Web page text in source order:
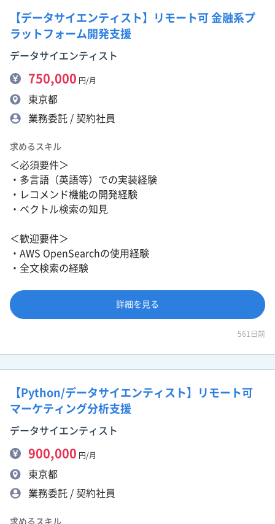
【データサイエンティスト】リモート可 金融系プ
ラットフォーム開発支援
データサイエンティスト
750,000 円/月
東京都
業務委託 / 契約社員
求めるスキル
＜必須要件＞
・多言語（英語等）での実装経験
・レコメンド機能の開発経験
・ベクトル検索の知見
＜歓迎要件＞
・AWS OpenSearchの使用経験
・全文検索の経験
詳細を見る
561日前
【Python/データサイエンティスト】リモート可
マーケティング分析支援
データサイエンティスト
900,000 円/月
東京都
業務委託 / 契約社員
求めるスキル